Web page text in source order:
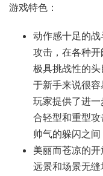
游戏特色：
动作感十足的
攻击，在各种
极具挑战性的
于新手来说很
玩家提供了进
合轻型和重型
帅气的躲闪之间
美丽而苍凉的
远景和场景无